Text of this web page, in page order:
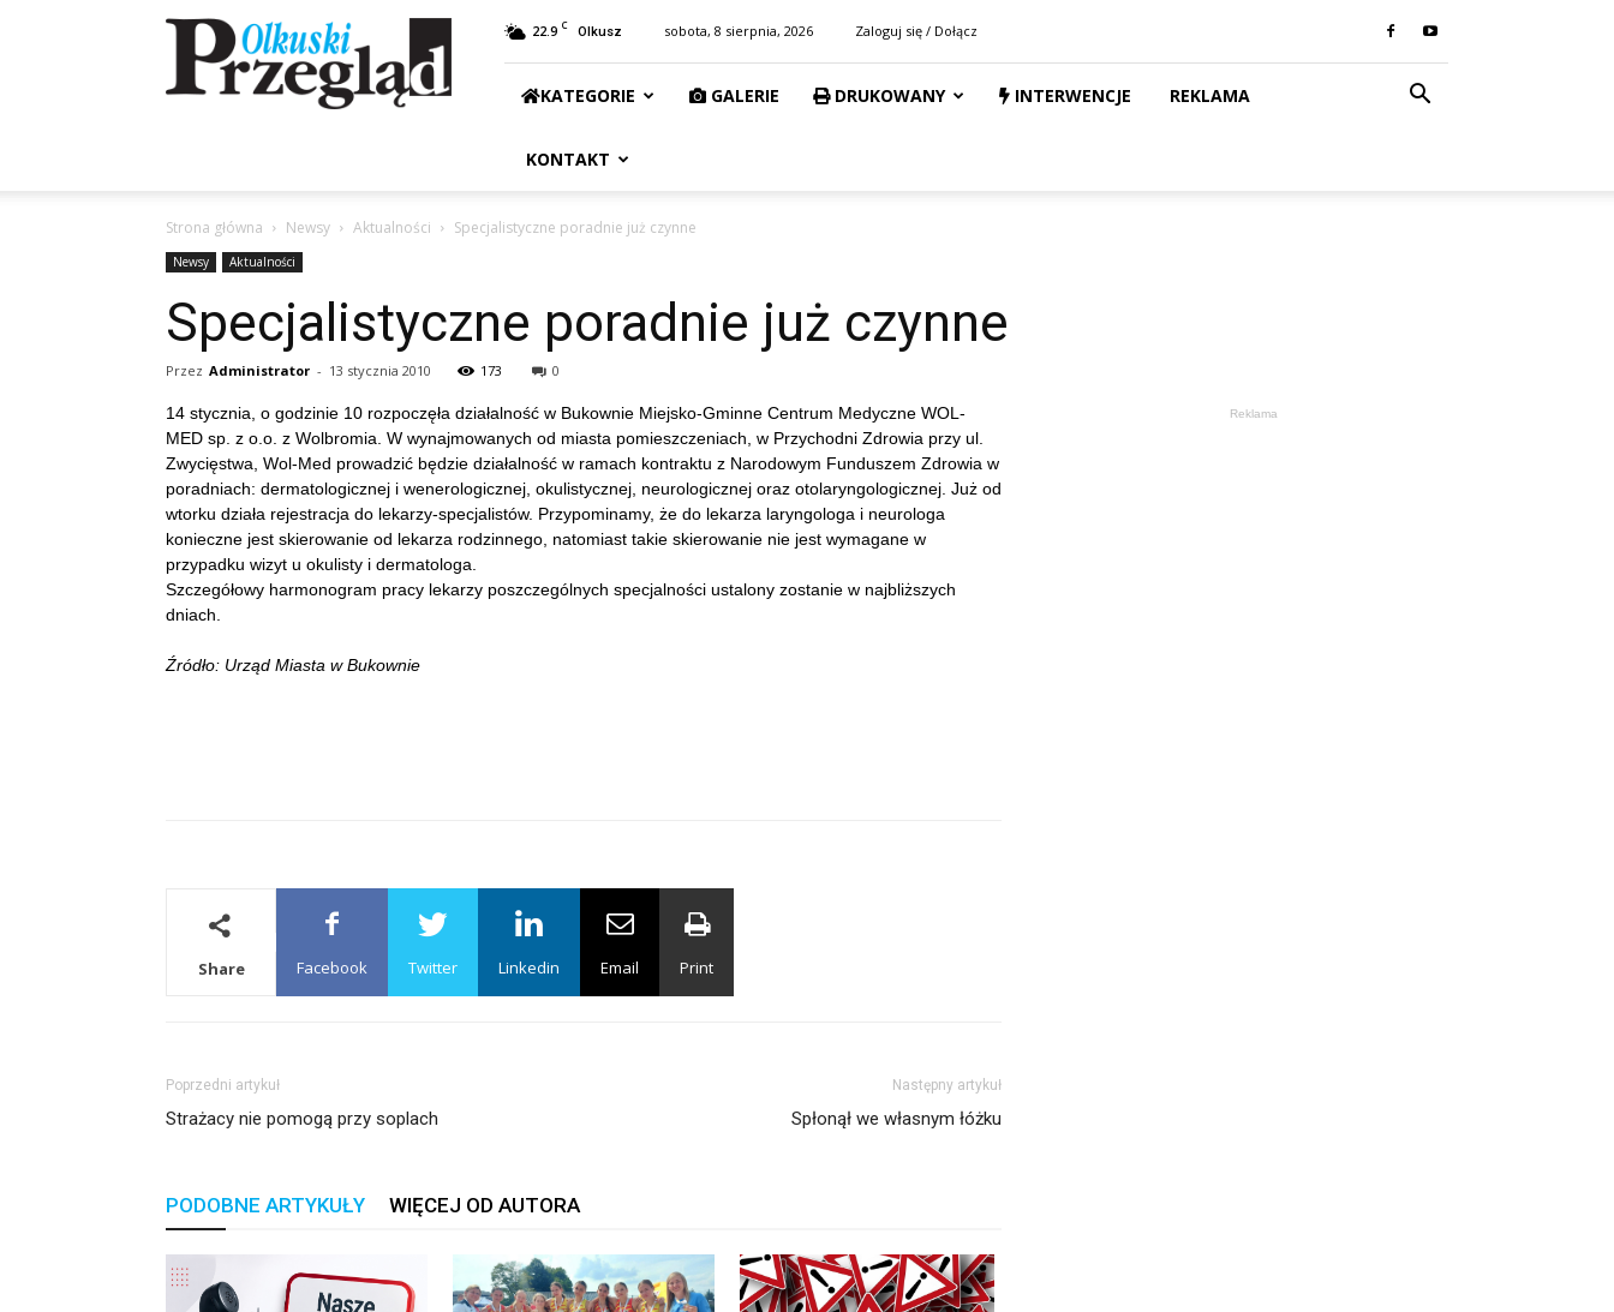
Przegląd
Olkuski
22.9 C Olkusz sobota, 8 sierpnia, 2026 Zaloguj się / Dołącz
KATEGORIE GALERIE DRUKOWANY INTERWENCJE REKLAMA
KONTAKT
Strona główna Newsy Aktualności Specjalistyczne poradnie już czynne
Newsy Aktualności
Specjalistyczne poradnie już czynne
Przez Administrator - 13 stycznia 2010 173 0
14 stycznia, o godzinie 10 rozpoczęła działalność w Bukownie Miejsko-Gminne Centrum Medyczne WOL-
MED sp. z o.o. z Wolbromia. W wynajmowanych od miasta pomieszczeniach, w Przychodni Zdrowia przy ul.
Zwycięstwa, Wol-Med prowadzić będzie działalność w ramach kontraktu z Narodowym Funduszem Zdrowia w
poradniach: dermatologicznej i wenerologicznej, okulistycznej, neurologicznej oraz otolaryngologicznej. Już od
wtorku działa rejestracja do lekarzy-specjalistów. Przypominamy, że do lekarza laryngologa i neurologa
konieczne jest skierowanie od lekarza rodzinnego, natomiast takie skierowanie nie jest wymagane w
przypadku wizyt u okulisty i dermatologa.
Szczegółowy harmonogram pracy lekarzy poszczególnych specjalności ustalony zostanie w najbliższych
dniach.
Źródło: Urząd Miasta w Bukownie
Share Facebook Twitter Linkedin Email Print
Poprzedni artykuł
Strażacy nie pomogą przy soplach
Następny artykuł
Spłonął we własnym łóżku
PODOBNE ARTYKUŁY WIĘCEJ OD AUTORA
Reklama